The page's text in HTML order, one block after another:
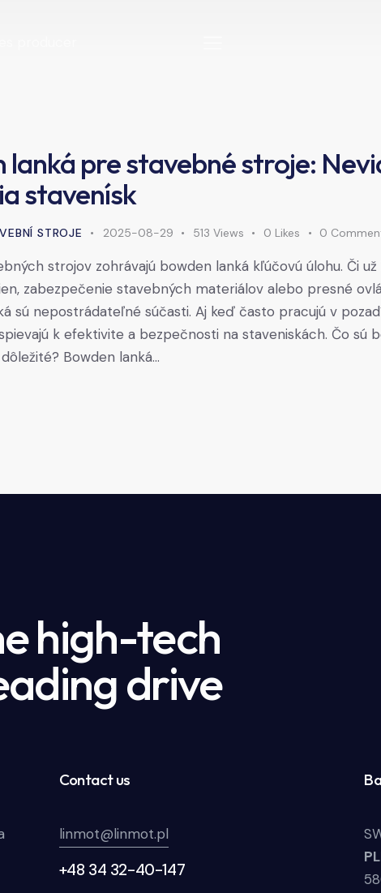
lanká pre stavebné stroje:
stavenísk
STROJE 2025-08-29 513 Views 0 Likes 0
strojov zohrávajú bowden lanká kľúčovú úlohu. Či už
zabezpečenie stavebných materiálov alebo presné
sú nepostrádateľné súčasti. Aj keď často pracujú v
k efektivite a bezpečnosti na staveniskách. Čo sú
Bowden lanká…
high-tech
drive
Contact us
linmot@linmot.pl
+48 34 32-40-147